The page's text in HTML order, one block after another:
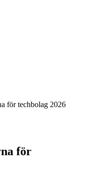
för techbolag 2026
för